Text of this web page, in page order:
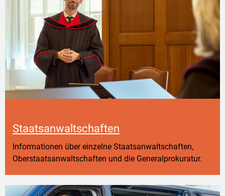
Staatsanwaltschaften
Informationen über einzelne Staatsanwaltschaften,
Oberstaatsanwaltschaften und die Generalprokuratur.